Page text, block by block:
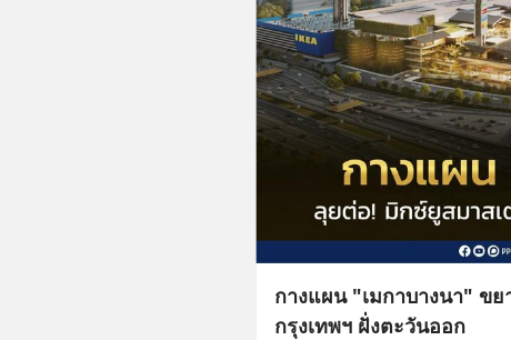
กางแผน "เมกาบางนา" ข
กรุงเทพฯ ฝั่งตะวันออก